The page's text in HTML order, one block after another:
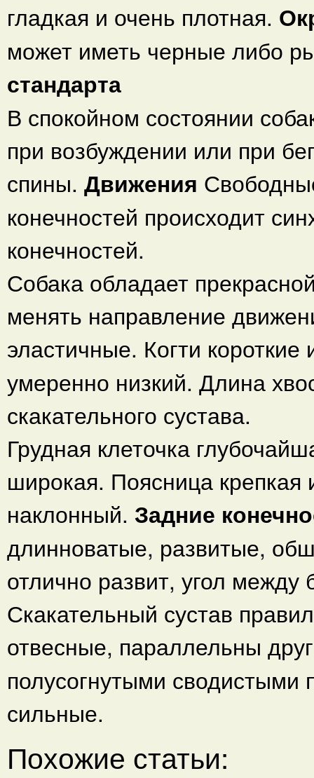
гладкая и очень плотная.
может иметь черные либо
стандарта
В спокойном состоянии
при возбуждении или при
спины. Движения
конечностей происходит
конечностей.
Собака обладает
менять направление
эластичные. Когти короткие
умеренно низкий. Длина
скакательного сустава.
Грудная клеточка
широкая. Поясница
наклонный. Задние
длинноватые, развитые,
отлично развит, угол
Скакательный сустав
отвесные, параллельны
полусогнутыми сводистыми
сильные.
Похожие статьи: